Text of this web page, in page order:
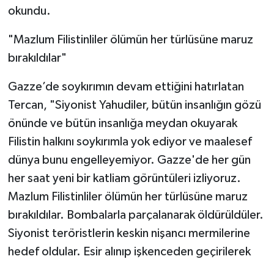
okundu.
"Mazlum Filistinliler ölümün her türlüsüne maruz
bırakıldılar"
Gazze’de soykırımın devam ettiğini hatırlatan
Tercan, "Siyonist Yahudiler, bütün insanlığın gözü
önünde ve bütün insanlığa meydan okuyarak
Filistin halkını soykırımla yok ediyor ve maalesef
dünya bunu engelleyemiyor. Gazze'de her gün
her saat yeni bir katliam görüntüleri izliyoruz.
Mazlum Filistinliler ölümün her türlüsüne maruz
bırakıldılar. Bombalarla parçalanarak öldürüldüler.
Siyonist teröristlerin keskin nişancı mermilerine
hedef oldular. Esir alınıp işkenceden geçirilerek